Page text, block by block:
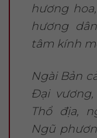
hương
hương
tâm kính
Ngài Bản
Đại
Thổ địa,
Ngũ